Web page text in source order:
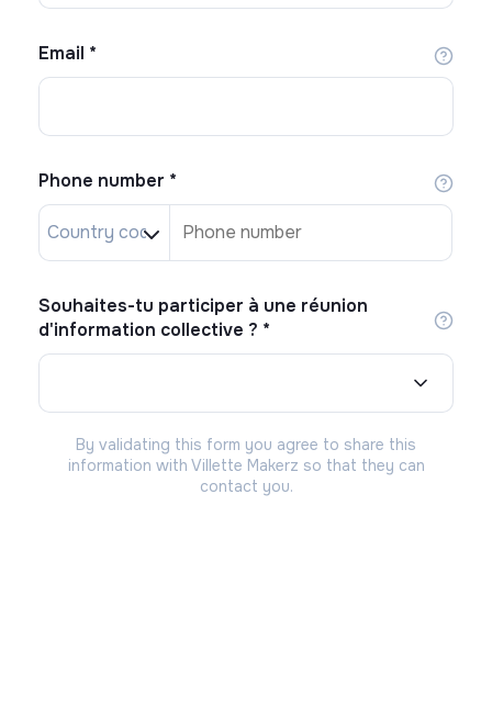
Email *
Phone number *
Souhaites-tu participer à une réunion
d'information collective ? *
By validating this form you agree to share this
information with Villette Makerz so that they can
contact you.